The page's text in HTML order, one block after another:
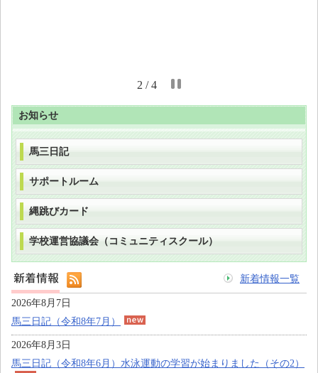
2 / 4
お知らせ
馬三日記
サポートルーム
縄跳びカード
学校運営協議会（コミュニティスクール）
新着情報一覧
2026年8月7日
馬三日記（令和8年7月）
2026年8月3日
馬三日記（令和8年6月）水泳運動の学習が始まりました（その2）